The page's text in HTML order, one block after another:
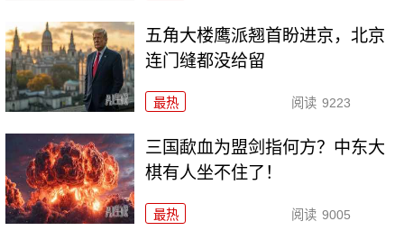
五角大楼鹰派翘首盼进京，北京
连门缝都没给留
最热 阅读 9223
三国歃血为盟剑指何方？中东大
棋有人坐不住了！
最热 阅读 9005